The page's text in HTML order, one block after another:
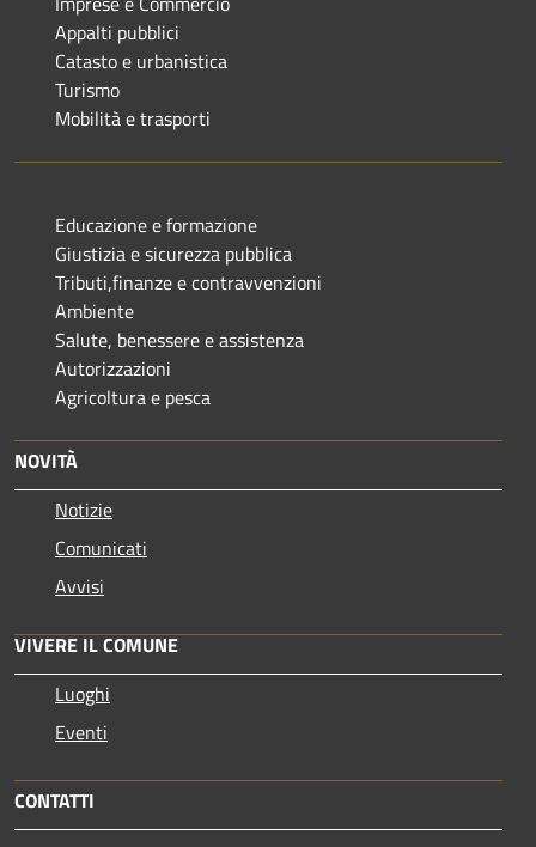
Appalti pubblici
Catasto e urbanistica
Turismo
Mobilità e trasporti
Educazione e formazione
Giustizia e sicurezza pubblica
Tributi,finanze e contravvenzioni
Ambiente
Salute, benessere e assistenza
Autorizzazioni
Agricoltura e pesca
NOVITÀ
Notizie
Comunicati
Avvisi
VIVERE IL COMUNE
Luoghi
Eventi
CONTATTI